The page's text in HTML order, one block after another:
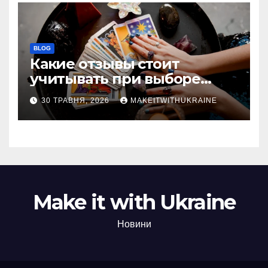
BLOG
Какие отзывы стоит
учитывать при выборе
гадалки в Казахстане?
30 ТРАВНЯ, 2026 MAKEITWITHUKRAINE
Make it with Ukraine
Новини